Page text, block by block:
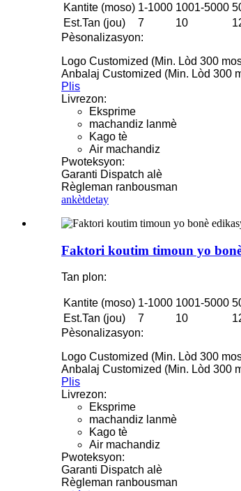
Kantite (moso) 1-1000 1001-5000
Est.Tan (jou)
7 10
Pèsonalizasyon:
Logo Customized (Min. Lòd 300
Anbalaj Customized (Min. Lòd 300
Plis
Livrezon:
Eksprime
machandiz lanmè
Kago tè
Air machandiz
Pwoteksyon:
Garanti Dispatch alè
Règleman ranbousman
ankètdetay
Faktori koutim timoun yo
Tan plon:
Kantite (moso) 1-1000 1001-5000
Est.Tan (jou)
7 10
Pèsonalizasyon:
Logo Customized (Min. Lòd 300
Anbalaj Customized (Min. Lòd 300
Plis
Livrezon:
Eksprime
machandiz lanmè
Kago tè
Air machandiz
Pwoteksyon:
Garanti Dispatch alè
Règleman ranbousman